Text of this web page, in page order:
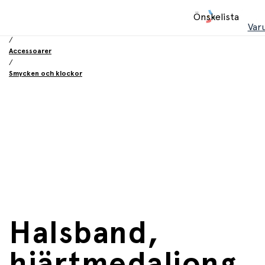
Önskelista
/
Accessoarer
/
Smycken och klockor
Halsband,